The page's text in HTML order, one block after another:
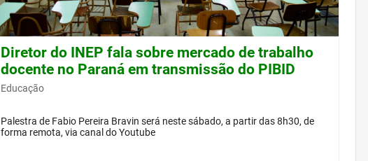
Diretor do INEP fala sobre mercado de trabalho
docente no Paraná em transmissão do PIBID
Educação
Palestra de Fabio Pereira Bravin será neste sábado, a partir das 8h30, de
forma remota, via canal do Youtube